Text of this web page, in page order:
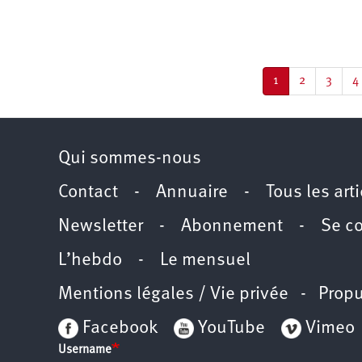
Page
courante
1 Page
2 Page
3 4
Qui sommes-nous
Contact - Annuaire - Tous les
Newsletter- Abonnement - Se
L’hebdo - Le mensuel
Mentions légales / Vie privée -
Facebook
YouTube Vimeo
Username